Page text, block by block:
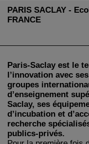
PARIS SACLAY -
FRANCE
Paris-Saclay est le
l’innovation avec
groupes
d’enseignement
Saclay, ses
d’incubation et
recherche
publics-privés.